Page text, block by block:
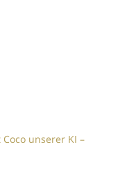
unserer KI –